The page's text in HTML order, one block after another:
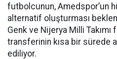
futbolcunun, Amedspor’un
alternatif oluşturması
Genk ve Nijerya Milli Takımı
transferinin kısa bir sürede
ediliyor.